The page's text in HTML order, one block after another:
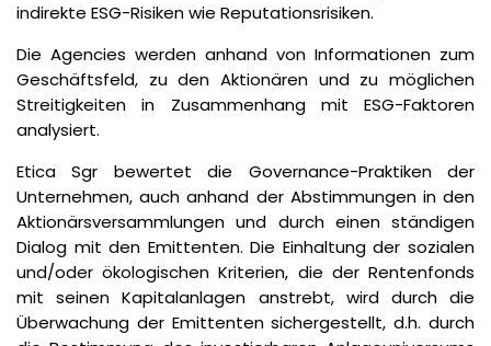
indirekte ESG-Risiken wie Reputationsrisiken.
Die Agencies werden anhand von Informationen zum
Geschäftsfeld, zu den Aktionären und zu möglichen
Streitigkeiten in Zusammenhang mit ESG-Faktoren
analysiert.
Etica Sgr bewertet die Governance-Praktiken der
Unternehmen, auch anhand der Abstimmungen in den
Aktionärsversammlungen und durch einen ständigen
Dialog mit den Emittenten. Die Einhaltung der sozialen
und/oder ökologischen Kriterien, die der Rentenfonds
mit seinen Kapitalanlagen anstrebt, wird durch die
Überwachung der Emittenten sichergestellt, d.h. durch